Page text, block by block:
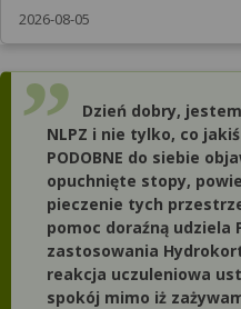
2026-08-05
Dzień dobry,
NLPZ i nie tylko, co
PODOBNE do siebie
opuchnięte stopy,
pieczenie tych
pomoc doraźną
zastosowania
reakcja uczuleniowa
spokój mimo iż